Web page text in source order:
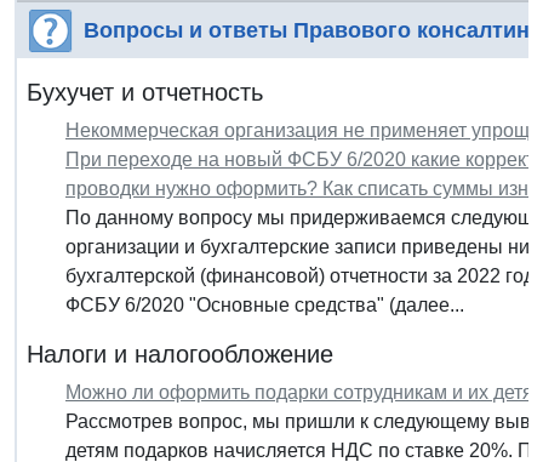
Вопросы и ответы Правового
Бухучет и отчетность
Некоммерческая организация не применяет
При переходе на новый ФСБУ 6/2020 какие
проводки нужно оформить? Как списать суммы
По данному вопросу мы придерживаемся
организации и бухгалтерские записи приведены
бухгалтерской (финансовой) отчетности за 2022
ФСБУ 6/2020 "Основные средства" (далее...
Налоги и налогообложение
Можно ли оформить подарки сотрудникам и их
Рассмотрев вопрос, мы пришли к следующему
детям подарков начисляется НДС по ставке 20%.